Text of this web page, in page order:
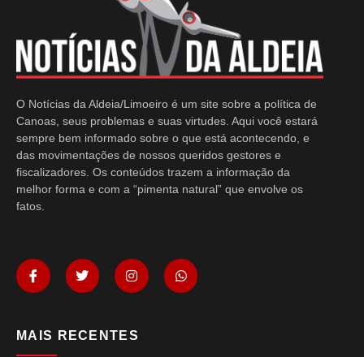
O Notícias da Aldeia/Limoeiro é um site sobre a política de
Canoas, seus problemas e suas virtudes. Aqui você estará
sempre bem informado sobre o que está acontecendo, e
das movimentações de nossos queridos gestores e
fiscalizadores. Os conteúdos trazem a informação da
melhor forma e com a “pimenta natural” que envolve os
fatos.
MAIS RECENTES